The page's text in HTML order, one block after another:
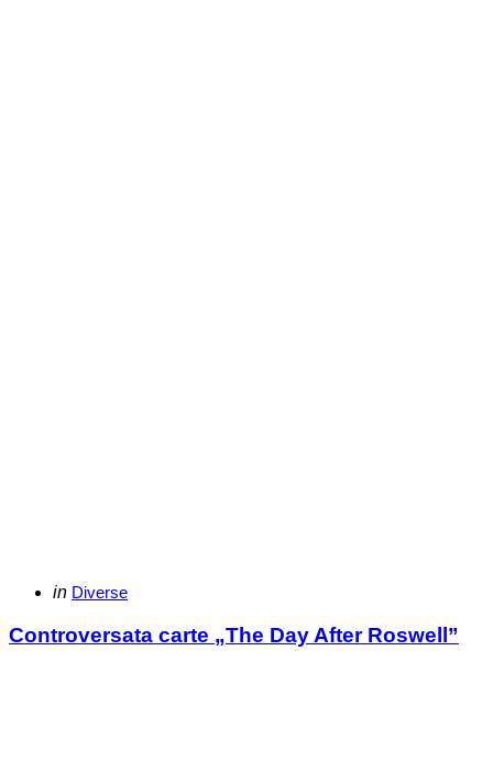
Categories
Posted
in Diverse
Controversata carte „The Day After Roswell”